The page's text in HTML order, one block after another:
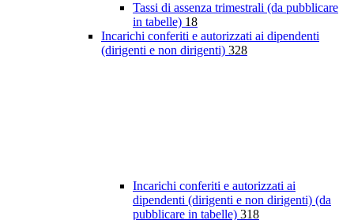
Tassi di assenza trimestrali (da pubblicare
in tabelle) 18
Incarichi conferiti e autorizzati ai dipendenti
(dirigenti e non dirigenti) 328
Incarichi conferiti e autorizzati ai
dipendenti (dirigenti e non dirigenti) (da
pubblicare in tabelle) 318